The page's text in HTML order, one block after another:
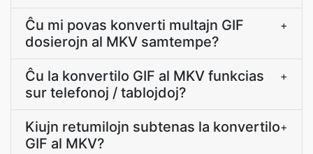
Ĉu mi povas konverti multajn GIF
dosierojn al MKV samtempe?
+
Ĉu la konvertilo GIF al MKV funkcias
sur telefonoj / tablojdoj?
+
Kiujn retumilojn subtenas la konvertilo
GIF al MKV?
+